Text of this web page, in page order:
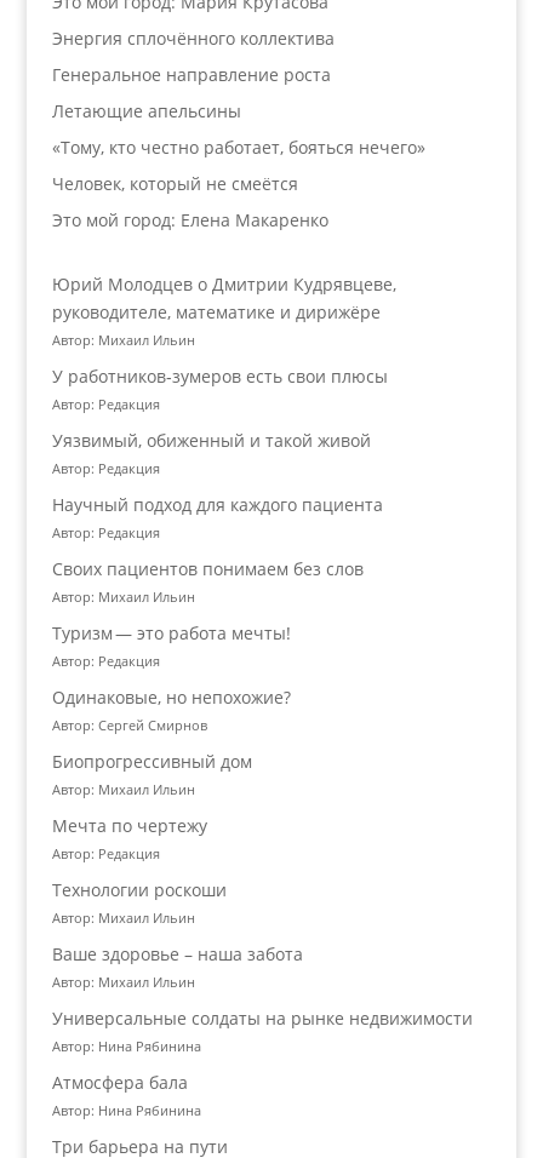
Энергия сплочённого коллектива
Генеральное направление роста
Летающие апельсины
«Тому, кто честно работает, бояться нечего»
Человек, который не смеётся
Это мой город: Елена Макаренко
Юрий Молодцев о Дмитрии Кудрявцеве,
руководителе, математике и дирижёре
Автор: Михаил Ильин
У работников‑зумеров есть свои плюсы
Автор: Редакция
Уязвимый, обиженный и такой живой
Автор: Редакция
Научный подход для каждого пациента
Автор: Редакция
Своих пациентов понимаем без слов
Автор: Михаил Ильин
Туризм — это работа мечты!
Автор: Редакция
Одинаковые, но непохожие?
Автор: Сергей Смирнов
Биопрогрессивный дом
Автор: Михаил Ильин
Мечта по чертежу
Автор: Редакция
Технологии роскоши
Автор: Михаил Ильин
Ваше здоровье – наша забота
Автор: Михаил Ильин
Универсальные солдаты на рынке недвижимости
Автор: Нина Рябинина
Атмосфера бала
Автор: Нина Рябинина
Три барьера на пути